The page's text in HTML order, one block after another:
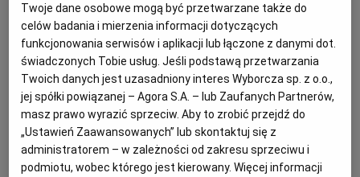
SOST, DIPY I INNE DODATKI
KUCHNIA INDYJSKA
KUCHNIA HISZPAŃSKA
KUCHNIA NIEMIECKA
GORZÓW WIELKOPOLSKI
KALISZ
KATOWICE
KIELCE
TYLKO ZDROWIE
KSIĄŻKI. MAGAZYN DO CZYTANIA
NASZA EUROPA
SŁÓWKA. MAGAZYN O JĘZYKU
JUTRONAUCI
ARCHIWUM
INNE SERWISY
GAZETA.PL
Twoje dane osobowe mogą być przetwarzane także do
celów badania i mierzenia informacji dotyczących
funkcjonowania serwisów i aplikacji lub łączone z danymi dot.
świadczonych Tobie usług. Jeśli podstawą przetwarzania
Twoich danych jest uzasadniony interes Wyborcza sp. z o.o.,
jej spółki powiązanej – Agora S.A. – lub Zaufanych Partnerów,
masz prawo wyrazić sprzeciw. Aby to zrobić przejdź do
„Ustawień Zaawansowanych” lub skontaktuj się z
administratorem – w zależności od zakresu sprzeciwu i
podmiotu, wobec którego jest kierowany. Więcej informacji